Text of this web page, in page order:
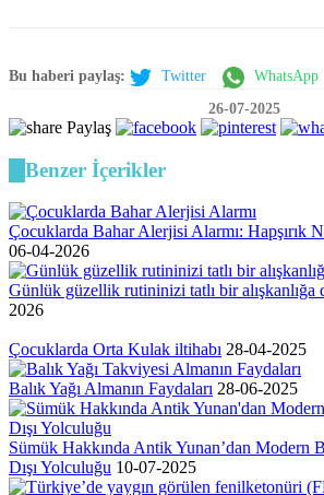
Bu haberi paylaş: Twitter
WhatsApp
26-07-2025
Paylaş
Benzer İçerikler
Çocuklarda Bahar Alerjisi Alarmı: Hapşırık
06-04-2026
Günlük güzellik rutininizi tatlı bir alışkanlığa
2026
Çocuklarda Orta Kulak iltihabı 28-04-2025
Balık Yağı Almanın Faydaları 28-06-2025
Sümük Hakkında Antik Yunan’dan Modern
Dışı Yolculuğu 10-07-2025